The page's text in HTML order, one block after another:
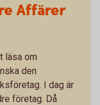
Affärer
läsa om
den
I dag är
företag. Då